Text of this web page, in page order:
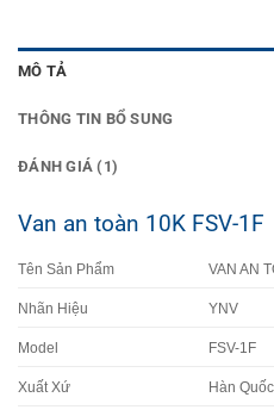
MÔ TẢ
THÔNG TIN BỔ SUNG
ĐÁNH GIÁ (1)
Van an toàn 10K FSV-1F
Tên Sản Phẩm VAN AN
Nhãn Hiệu YNV
Model FSV-1F
Xuất Xứ Hàn Quốc